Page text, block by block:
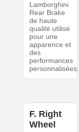
Lamborghini
Rear Brake
de haute
qualité utilisé
pour une
apparence et
des
performances
personnalisées.
F. Right
Wheel